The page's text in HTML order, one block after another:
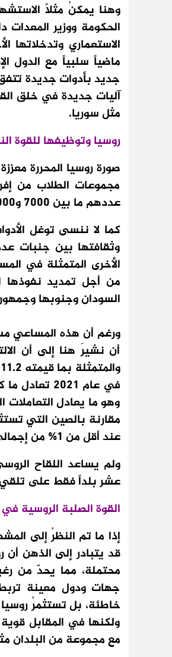
وهنا يمكنُ مثلاً
الحكومة ووزير
الاستعماري وتدخلاتها
ماضياً سلبياً مع الدول
جديد بأدوات جديدة
آليات جديدة في خلق
مثل سوريا.
روسيا وتوظيفها للقوة
صورة روسيا المحررة
مجموعات الطلاب من
عددهم ما بين 7000 و9000 طالب يأتون إلى روسيا سنوياً.
كما لا ننسى توغل
وثقافتها بين جنبات
الأخرى المتمثلة في
من أجل تمديد نفوذها
السودان وجنوبها
ورغم أن هذه المساعي
أن نشيرَ هنا إلى أن
وهو ما يعادل التعاملات
عند أقل من 1% من إجمالي الاستثمار الأجنبي في إفريقيا.
عشر بلداً فقط على تلقي
القوة الصلبة الروسية في
إذا ما تم النظرُ إلى
قد يتبادر إلى الذهن أن
محتملة، مما يحدّ من
جهات ودول معينة
خاطئة، بل تستثمرُ روسيا
ولكنها في المقابل
مع مجموعة من البلدان